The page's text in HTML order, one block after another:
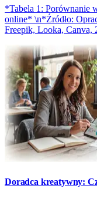
*Tabela 1: Porównanie
online* \n*Źródło:
Freepik, Looka, Canva,
Doradca kreatywny: